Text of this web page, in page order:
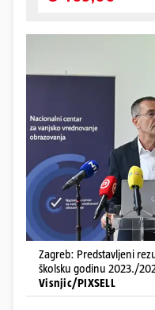
Zagreb: Predstavljeni
školsku godinu 2023./
Visnjic/PIXSELL